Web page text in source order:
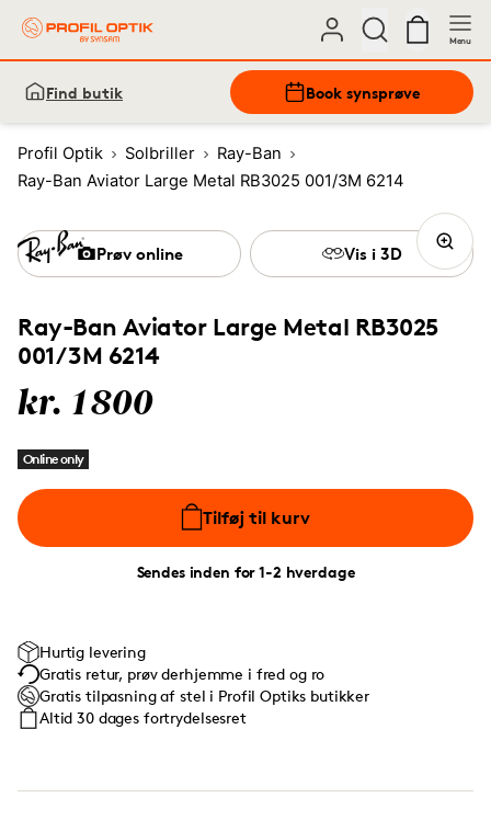
Menu
Find butik Book synsprøve
Profil Optik Solbriller
Ray-Ban
Ray-Ban Aviator Large Metal RB3025 001/3M 6214
Ray-Ban Aviator Large Metal RB3025
001/3M 6214
kr. 1800
Online only
Tilføj til kurv
Sendes inden for 1-2 hverdage
Prøv online Vis i 3D
Hurtig levering
Gratis retur, prøv derhjemme i fred og ro
Gratis tilpasning af stel i Profil Optiks butikker
Altid 30 dages fortrydelsesret